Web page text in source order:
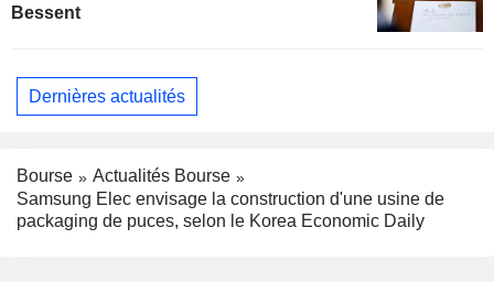
Bessent
Dernières actualités
Bourse
Actualités Bourse
Samsung Elec envisage la construction d'une usine de
packaging de puces, selon le Korea Economic Daily